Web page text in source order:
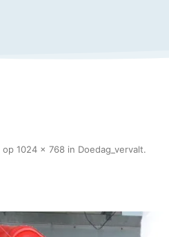
op 1024 × 768 in Doedag_vervalt.